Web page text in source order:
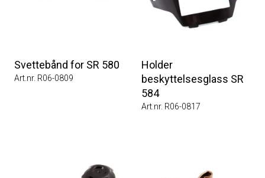
Svettebånd for SR 580
Art.nr. R06-0809
Holder
beskyttelsesglass SR
584
Art.nr. R06-0817